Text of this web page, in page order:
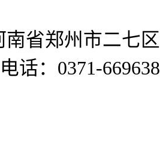
南省郑州市二七
电话：0371-